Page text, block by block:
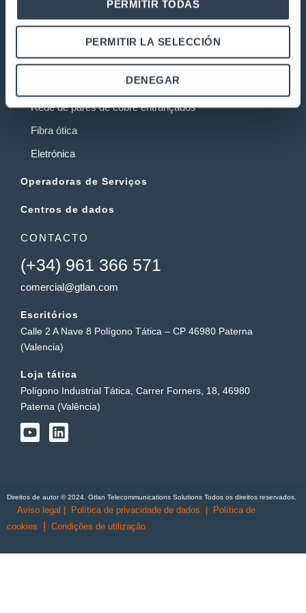
PERMITIR TODAS
PERMITIR LA SELECCIÓN
DENEGAR
PRODUTOS
Instalações de telecomunicações
Rede de pares de cobre entrançados
Fibra ótica
Eletrónica
Operadoras de Serviços
Centros de dados
CONTACTO
(+34) 961 366 571
comercial@gtlan.com
Escritórios
Calle 2 A Nave 8 Polígono Tática – CP 46980 Paterna
(Valencia)
Loja tática
Polígono Industrial Tática, Carrer Forners, 18, 46980
Paterna (Valência)
Y
o
e
L
i
i
n
Direitos de autor © 2024. Gtlan Telecommunications Solutions Todos os direitos reservados.
Aviso legal | Política de privacidade de dados | Política de
cookies
Condições de utilização